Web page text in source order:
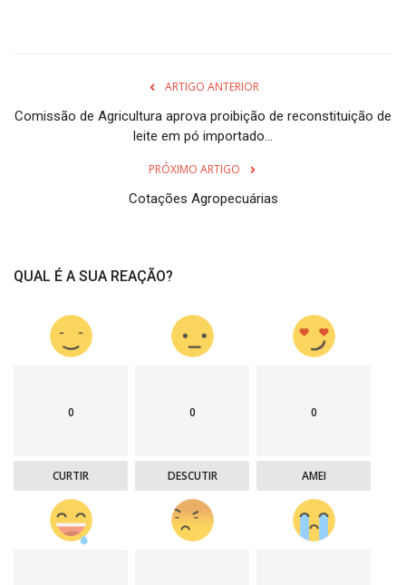
ARTIGO ANTERIOR
Comissão de Agricultura aprova proibição de reconstituição de
leite em pó importado...
PRÓXIMO ARTIGO
Cotações Agropecuárias
QUAL É A SUA REAÇÃO?
0
CURTIR
0
DESCUTIR
0
AMEI